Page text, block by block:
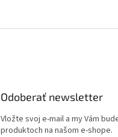
Odoberať newsletter
Vložte svoj e-mail a my Vám
produktoch na našom e-shope.